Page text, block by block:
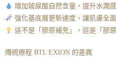
增加玻尿酸自然含量，提升水潤感
強化基底層更新速度，讓肌膚全
這不是「膠原補充」，這是「膠原
傳統療程 BTL EXION 的差異